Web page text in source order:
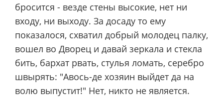
бросится - везде стены высокие, нет ни
входу, ни выходу. За досаду то ему
показалося, схватил добрый молодец палку,
вошел во Дворец и давай зеркала и стекла
бить, бархат рвать, стулья ломать, серебро
швырять: "Авось-де хозяин выйдет да на
волю выпустит!" Нет, никто не является.